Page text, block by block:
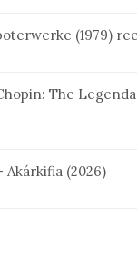
(1979)
The
Akárkifia (2026)